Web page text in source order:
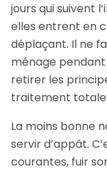
jours qui suivent
elles entrent en
déplaçant. Il ne
ménage
retirer les
traitement
La moins bonne
servir d’appât.
courantes, fuir